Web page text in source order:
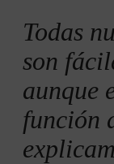
Todas
son
aunque
función